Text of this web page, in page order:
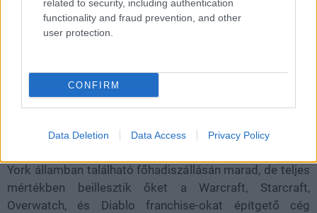
related to security, including authentication
functionality and fraud prevention, and other
user protection.
CONFIRM
Data Deletion Data Access Privacy Policy
vállalat, ez történt nemrég a Vicarious Visions
csapatával is.
A stúdió hivatalos Twitter-fiókjára kedden került ki az
Entertainmenttel, és a stúdiót ezentúl Blizzard Albanynek
York államban található főhadiszállásán marad, de teljes
mértékben beillesztik őket a Warcraft, Starcraft,
Overwatch, és Diablo franchise-okat építgető cég